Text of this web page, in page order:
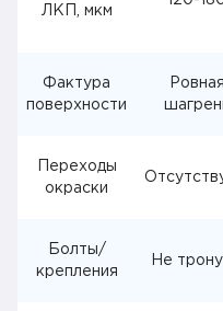
ЛКП, мкм
Фактура
поверхности
Ровная
Переходы
окраски
Болты/
крепления
Не